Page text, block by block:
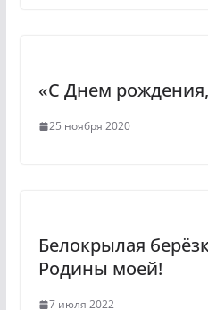
«С Днем
25 ноября 2020
Белокрылая
Родины моей!
7 июля 2022